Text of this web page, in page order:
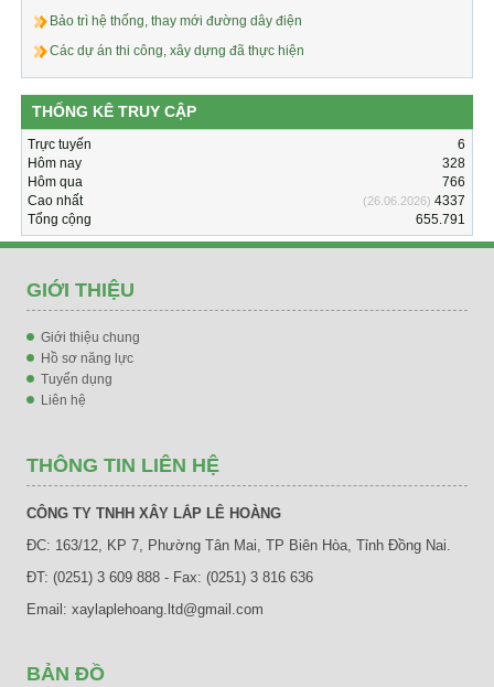
Bảo trì hệ thống, thay mới đường dây điện
Các dự án thi công, xây dựng đã thực hiện
THỐNG KÊ TRUY CẬP
Trực tuyến
6
Hôm nay
328
Hôm qua
766
Cao nhất
(26.06.2026)4337
Tổng cộng
655.791
GIỚI THIỆU
Giới thiệu chung
Hồ sơ năng lực
Tuyển dụng
Liên hệ
THÔNG TIN LIÊN HỆ
CÔNG TY TNHH XÂY LẮP LÊ HOÀNG
ĐC: 163/12, KP 7, Phường Tân Mai, TP Biên Hòa, Tỉnh Đồng Nai.
ĐT: (0251) 3 609 888 - Fax: (0251) 3 816 636
Email: xaylaplehoang.ltd@gmail.com
BẢN ĐỒ